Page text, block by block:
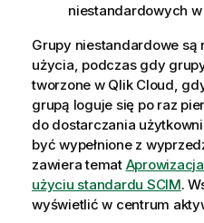
niestandardowych
Grupy niestandardowe
użycia, podczas gdy
tworzone w Qlik Cloud ,
grupą loguje się po raz
do dostarczania
być wypełnione z
zawiera temat
użyciu standardu SCIM.
wyświetlić w centrum